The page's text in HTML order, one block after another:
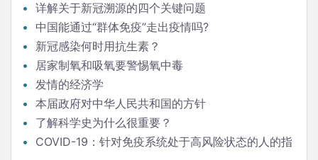
详解关于新冠溯源的四个关键问题
中国能通过“群体免疫”走出疫情吗?
新冠感染何时用抗生素？
居家制氧和吸氧要警惕氧中毒
发情的经济学
本届政府对中华人民共和国的方针
了解科学史为什么很重要？
COVID-19：针对免疫系统处于高风险状态的人的指